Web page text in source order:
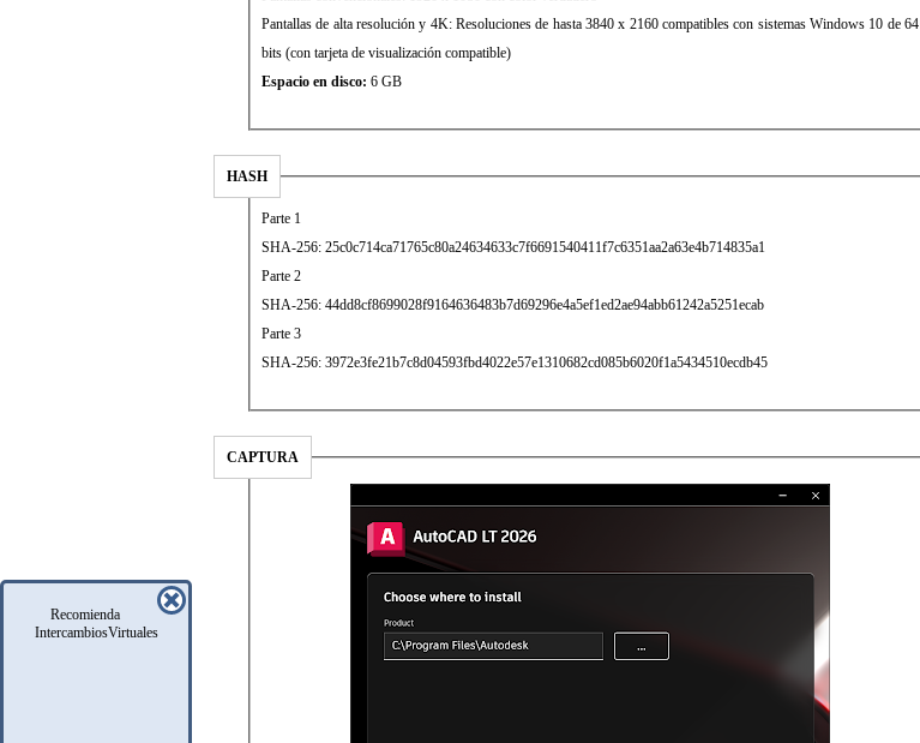
Recomienda
IntercambiosVirtuales
Pantallas de alta resolución y 4K: Resoluciones de hasta 3840 x 2160 compatibles con sistemas Windows 10 de 64
bits (con tarjeta de visualización compatible)
Espacio en disco: 6 GB
HASH
Parte 1
SHA-256: 25c0c714ca71765c80a24634633c7f6691540411f7c6351aa2a63e4b714835a1
Parte 2
SHA-256: 44dd8cf8699028f9164636483b7d69296e4a5ef1ed2ae94abb61242a5251ecab
Parte 3
SHA-256: 3972e3fe21b7c8d04593fbd4022e57e1310682cd085b6020f1a5434510ecdb45
CAPTURA